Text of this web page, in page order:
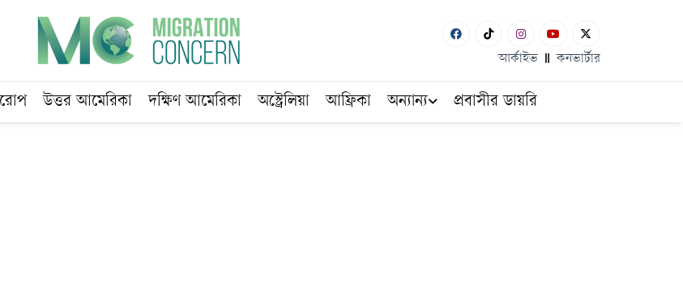
আর্কাইভ কনভার্টার
উত্তর আমেরিকা দক্ষিণ আমেরিকা অস্ট্রেলিয়া আফ্রিকা অন্যান্য প্রবাসীর ডায়রি